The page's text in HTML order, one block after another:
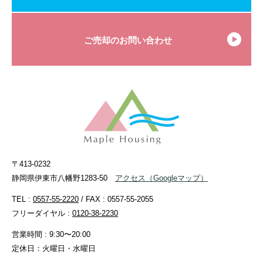
ご売却のお問い合わせ
〒413-0232
静岡県伊東市八幡野1283-50
アクセス （Googleマップ）
TEL : 0557-55-2220 / FAX : 0557-55-2055
フリーダイヤル : 0120-38-2230
営業時間 : 9:30〜20:00
定休日：火曜日・水曜日